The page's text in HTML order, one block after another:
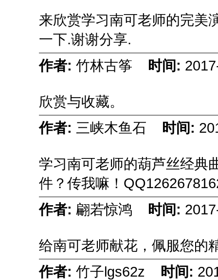
来欣赏学习南可老师的完美
一下.谢谢分享.
作者: 竹林古筝 时间:
欣赏与收藏。
作者: 三峡木鱼石 时间:
学习南可老师的葫芦丝经典
件？传我嘛！
作者: 翩若惊鸿 时间:
给南可老师献花，佩服您的
作者: 竹子lgs62z 时间: